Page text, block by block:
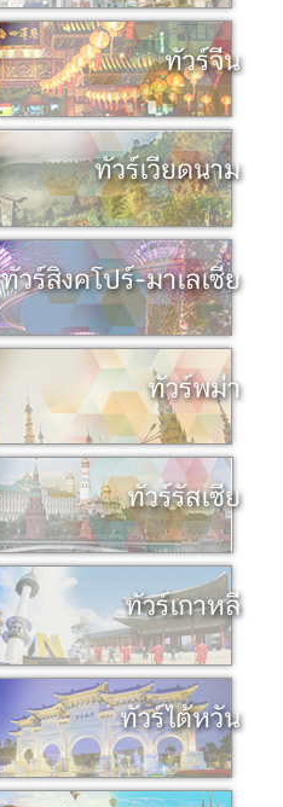
ทัวร์จีน
ทัวร์เวียดนาม
ทัวร์สิงคโปร์-มาเลเซีย
ทัวร์พม่า
ทัวร์รัสเซีย
ทัวร์เกาหลี
ทัวร์ไต้หวัน